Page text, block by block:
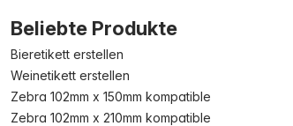
Beliebte Produkte
Bieretikett erstellen
Weinetikett erstellen
Zebra 102mm x 150mm kompatible
Zebra 102mm x 210mm kompatible